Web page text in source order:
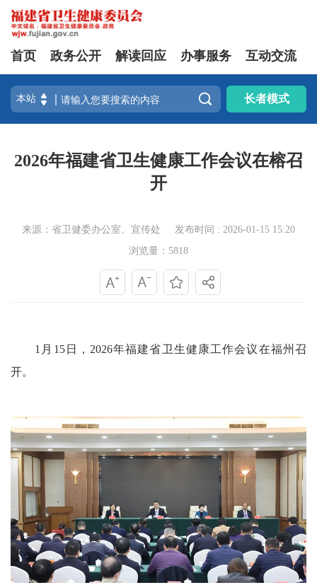
首页 政务公开 解读回应 办事服务 互动交流
 长者模式
2026年福建省卫生健康工作会议在榕召
开
来源：省卫健委办公室、宣传处
发布时间 : 2026-01-15 15:20
浏览量：5818
1月15日，2026年福建省卫生健康工作会议在福州召
开。